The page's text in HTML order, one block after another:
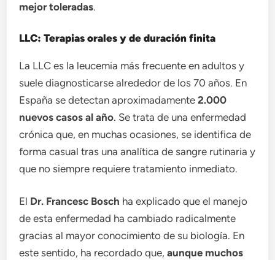
mejor toleradas.
LLC: Terapias orales y de duración finita
La LLC es la leucemia más frecuente en adultos y
suele diagnosticarse alrededor de los 70 años. En
España se detectan aproximadamente2.000
nuevos casos al año. Se trata de una enfermedad
crónica que, en muchas ocasiones, se identifica de
forma casual tras una analítica de sangre rutinaria y
que no siempre requiere tratamiento inmediato.
El Dr. Francesc Bosch ha explicado que el manejo
de esta enfermedad ha cambiado radicalmente
gracias al mayor conocimiento de su biología. En
este sentido, ha recordado que,aunque muchos